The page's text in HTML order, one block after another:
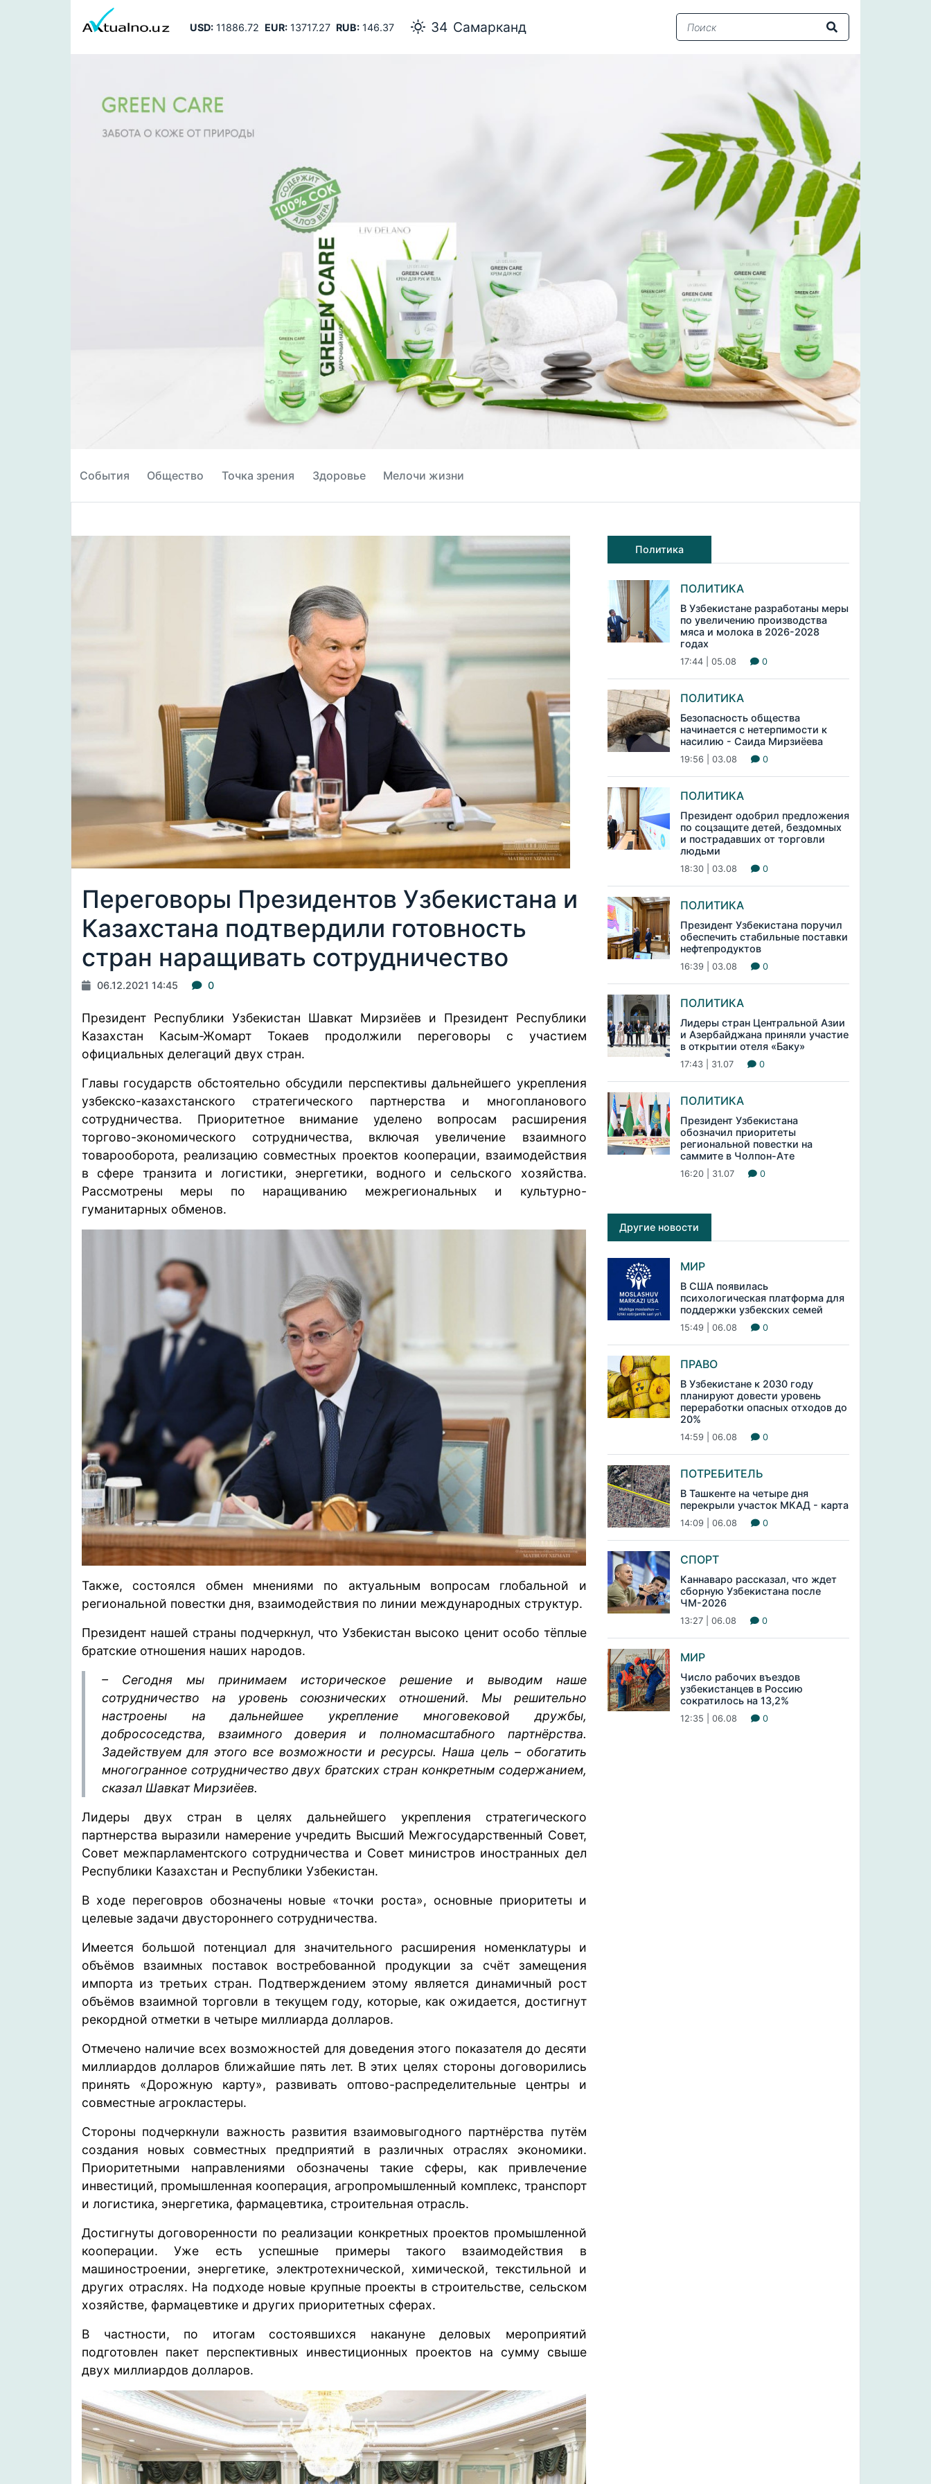
USD:11886.72 EUR:13717.27 RUB:146.37 34 Самарканд
События Общество Точка зрения Здоровье Мелочи жизни
Переговоры Президентов Узбекистана и
Казахстана подтвердили готовность
стран наращивать сотрудничество
06.12.2021 14:45 0
Президент Республики Узбекистан Шавкат Мирзиёев и Президент Республики
Казахстан Касым-Жомарт Токаев продолжили переговоры с участием
официальных делегаций двух стран.
Главы государств обстоятельно обсудили перспективы дальнейшего укрепления
узбекско-казахстанского стратегического партнерства и многопланового
сотрудничества. Приоритетное внимание уделено вопросам расширения
торгово-экономического сотрудничества, включая увеличение взаимного
товарооборота, реализацию совместных проектов кооперации, взаимодействия
в сфере транзита и логистики, энергетики, водного и сельского хозяйства.
Рассмотрены меры по наращиванию межрегиональных и культурно-
гуманитарных обменов.
Также, состоялся обмен мнениями по актуальным вопросам глобальной и
региональной повестки дня, взаимодействия по линии международных структур.
Президент нашей страны подчеркнул, что Узбекистан высоко ценит особо тёплые
братские отношения наших народов.
– Сегодня мы принимаем историческое решение и выводим наше
сотрудничество на уровень союзнических отношений. Мы решительно
настроены на дальнейшее укрепление многовековой дружбы,
добрососедства, взаимного доверия и полномасштабного партнёрства.
Задействуем для этого все возможности и ресурсы. Наша цель – обогатить
многогранное сотрудничество двух братских стран конкретным содержанием,
сказал Шавкат Мирзиёев.
Лидеры двух стран в целях дальнейшего укрепления стратегического
партнерства выразили намерение учредить Высший Межгосударственный Совет,
Совет межпарламентского сотрудничества и Совет министров иностранных дел
Республики Казахстан и Республики Узбекистан.
В ходе переговров обозначены новые «точки роста», основные приоритеты и
целевые задачи двустороннего сотрудничества.
Имеется большой потенциал для значительного расширения номенклатуры и
объёмов взаимных поставок востребованной продукции за счёт замещения
импорта из третьих стран. Подтверждением этому является динамичный рост
объёмов взаимной торговли в текущем году, которые, как ожидается, достигнут
рекордной отметки в четыре миллиарда долларов.
Отмечено наличие всех возможностей для доведения этого показателя до десяти
миллиардов долларов ближайшие пять лет. В этих целях стороны договорились
принять «Дорожную карту», развивать оптово-распределительные центры и
совместные агрокластеры.
Стороны подчеркнули важность развития взаимовыгодного партнёрства путём
создания новых совместных предприятий в различных отраслях экономики.
Приоритетными направлениями обозначены такие сферы, как привлечение
инвестиций, промышленная кооперация, агропромышленный комплекс, транспорт
и логистика, энергетика, фармацевтика, строительная отрасль.
Достигнуты договоренности по реализации конкретных проектов промышленной
кооперации. Уже есть успешные примеры такого взаимодействия в
машиностроении, энергетике, электротехнической, химической, текстильной и
других отраслях. На подходе новые крупные проекты в строительстве, сельском
хозяйстве, фармацевтике и других приоритетных сферах.
В частности, по итогам состоявшихся накануне деловых мероприятий
подготовлен пакет перспективных инвестиционных проектов на сумму свыше
двух миллиардов долларов.
Политика
ПОЛИТИКА
В Узбекистане разработаны меры
по увеличению производства
мяса и молока в 2026-2028
годах
17:44 | 05.08 0
ПОЛИТИКА
Безопасность общества
начинается с нетерпимости к
насилию - Саида Мирзиёева
19:56 | 03.08 0
ПОЛИТИКА
Президент одобрил предложения
по соцзащите детей, бездомных
и пострадавших от торговли
людьми
18:30 | 03.08 0
ПОЛИТИКА
Президент Узбекистана поручил
обеспечить стабильные поставки
нефтепродуктов
16:39 | 03.08 0
ПОЛИТИКА
Лидеры стран Центральной Азии
и Азербайджана приняли участие
в открытии отеля «Баку»
17:43 | 31.07 0
ПОЛИТИКА
Президент Узбекистана
обозначил приоритеты
региональной повестки на
саммите в Чолпон-Ате
16:20 | 31.07 0
Другие новости
МИР
В США появилась
психологическая платформа для
поддержки узбекских семей
15:49 | 06.08 0
ПРАВО
В Узбекистане к 2030 году
планируют довести уровень
переработки опасных отходов до
20%
14:59 | 06.08 0
ПОТРЕБИТЕЛЬ
В Ташкенте на четыре дня
перекрыли участок МКАД - карта
14:09 | 06.08 0
СПОРТ
Каннаваро рассказал, что ждет
сборную Узбекистана после
ЧМ-2026
13:27 | 06.08 0
МИР
Число рабочих въездов
узбекистанцев в Россию
сократилось на 13,2%
12:35 | 06.08 0